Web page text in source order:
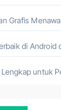
Grafis
di Android
untuk